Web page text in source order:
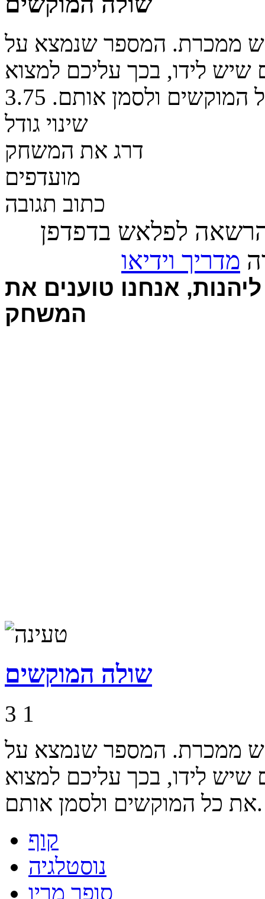
ממכרת. המספר שנמצא על
לידו, בכך עליכם למצוא
המוקשים ולסמן אותם. 3.75
שינוי גודל
דרג את המשחק
מועדפים
כתוב תגובה
לפלאש בדפדפן
מדריך וידיאו
אנחנו טוענים את
המשחק
שולה המוקשים
3 1
ממכרת. המספר שנמצא על
לידו, בכך עליכם למצוא
את כל המוקשים ולסמן אותם.
קוף
נוסטלגיה
סופר מריו